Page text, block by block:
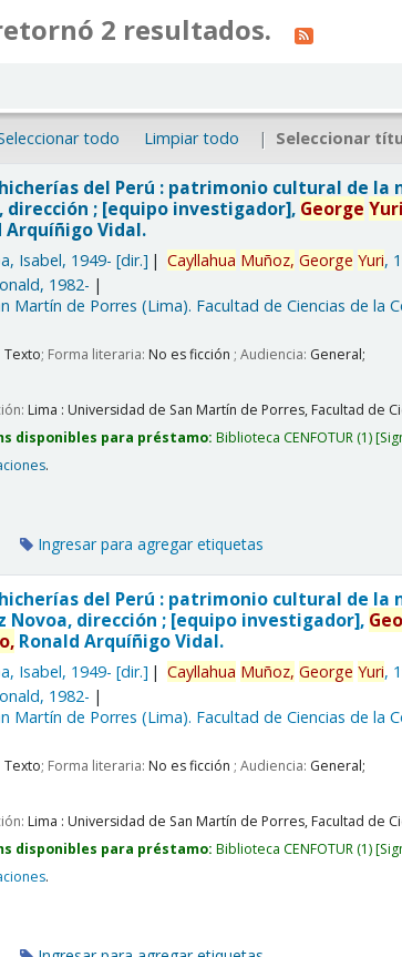
2 resultados.
todo Limpiar todo Seleccionar
del Perú : patrimonio cultural de la
dirección ; [equipo investigador], George Yuri
Arquíñigo Vidal.
Isabel, 1949- [dir.] Cayllahua Muñoz, George Yuri,
, 1982-
Martín de Porres (Lima). Facultad de Ciencias de la
Texto; Forma literaria:No es ficción ; Audiencia: General;
Lima : Universidad de San Martín de Porres, Facultad de
disponibles para préstamo:Biblioteca CENFOTUR (1)
.
Ingresar para agregar etiquetas
del Perú : patrimonio cultural de la
Novoa, dirección ; [equipo investigador],
Ronald Arquíñigo Vidal.
Isabel, 1949- [dir.] Cayllahua Muñoz, George Yuri,
, 1982-
Martín de Porres (Lima). Facultad de Ciencias de la
Texto; Forma literaria:No es ficción ; Audiencia: General;
Lima : Universidad de San Martín de Porres, Facultad de
disponibles para préstamo:Biblioteca CENFOTUR (1)
.